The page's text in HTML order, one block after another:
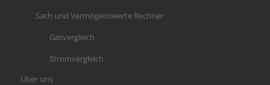
Sach und Vermögenswerte Rechner
Gasvergleich
Stromvergleich
Über uns